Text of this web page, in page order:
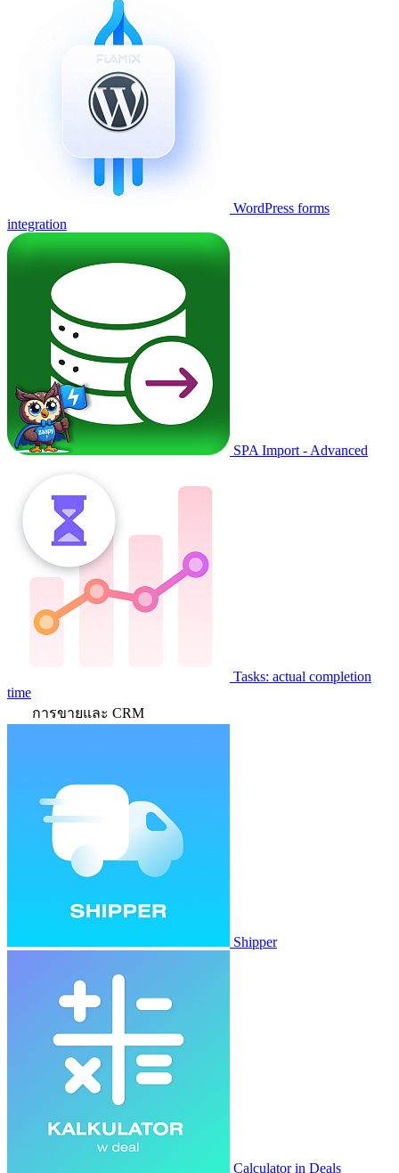
WordPress forms
integration
SPA Import - Advanced
Tasks: actual completion
time
การขายและ CRM
Shipper
Calculator in Deals